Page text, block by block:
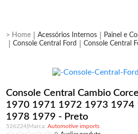
Acessórios Internos Painel e
Console Central Ford
Console Central
Console Central Cambio
1970 1971 1972 1973 1974
1978 1979 - Preto
526224
Automotive imports